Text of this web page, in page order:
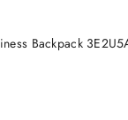
Backpack